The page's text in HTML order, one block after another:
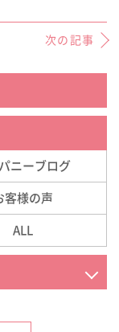
次の記事
ニーブログ
客様の声
ALL